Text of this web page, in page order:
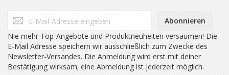
Abonnieren
Nie mehr Top-Angebote und Produktneuheiten versäumen! Die
E-Mail Adresse speichern wir ausschließlich zum Zwecke des
Newsletter-Versandes. Die Anmeldung wird erst mit deiner
Bestätigung wirksam; eine Abmeldung ist jederzeit möglich.